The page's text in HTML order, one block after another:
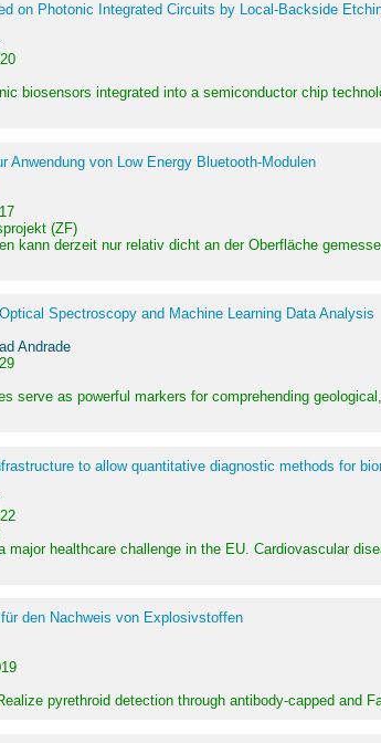
on Photonic Integrated Circuits by Local-Backside
biosensors integrated into a semiconductor chip
Anwendung von Low Energy Bluetooth-Modulen
(ZF)
kann derzeit nur relativ dicht an der Oberfläche
Spectroscopy and Machine Learning Data Analysis
Andrade
serve as powerful markers for comprehending
to allow quantitative diagnostic methods for
major healthcare challenge in the EU. Cardiovascular
den Nachweis von Explosivstoffen
pyrethroid detection through antibody-capped and